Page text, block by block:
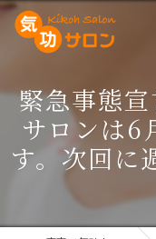
緊急事態
サロンは6
す。次回に